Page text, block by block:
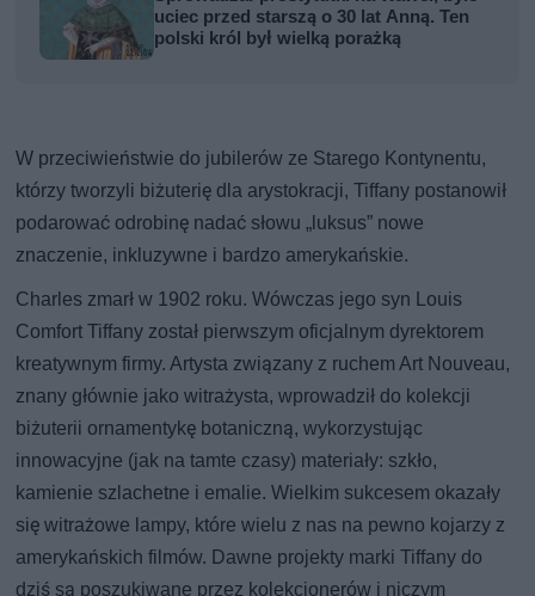
uciec przed starszą o 30 lat Anną. Ten
polski król był wielką porażką
W przeciwieństwie do jubilerów ze Starego Kontynentu,
którzy tworzyli biżuterię dla arystokracji, Tiffany postanowił
podarować odrobinę nadać słowu „luksus” nowe
znaczenie, inkluzywne i bardzo amerykańskie.
Charles zmarł w 1902 roku. Wówczas jego syn Louis
Comfort Tiffany został pierwszym oficjalnym dyrektorem
kreatywnym firmy. Artysta związany z ruchem Art Nouveau,
znany głównie jako witrażysta, wprowadził do kolekcji
biżuterii ornamentykę botaniczną, wykorzystując
innowacyjne (jak na tamte czasy) materiały: szkło,
kamienie szlachetne i emalie. Wielkim sukcesem okazały
się witrażowe lampy, które wielu z nas na pewno kojarzy z
amerykańskich filmów. Dawne projekty marki Tiffany do
dziś są poszukiwane przez kolekcjonerów i niczym